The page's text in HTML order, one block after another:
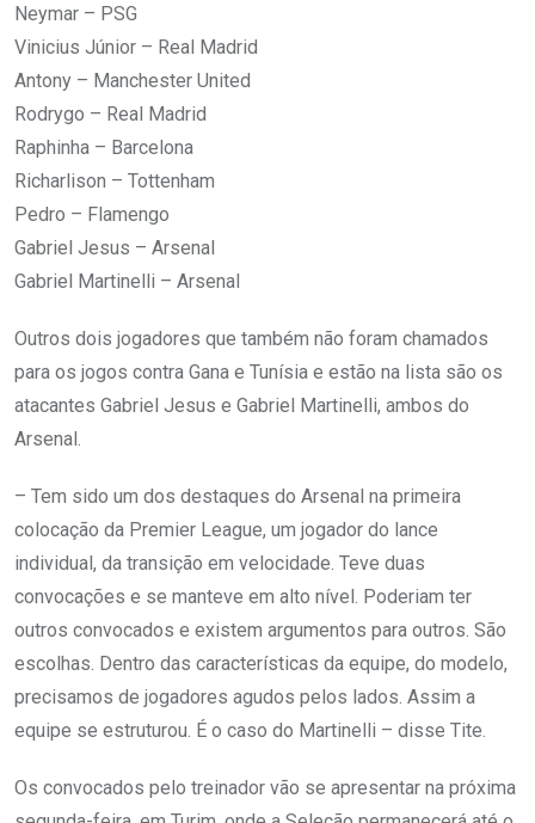
Neymar – PSG
Vinicius Júnior – Real Madrid
Antony – Manchester United
Rodrygo – Real Madrid
Raphinha – Barcelona
Richarlison – Tottenham
Pedro – Flamengo
Gabriel Jesus – Arsenal
Gabriel Martinelli – Arsenal
Outros dois jogadores que também não foram chamados
para os jogos contra Gana e Tunísia e estão na lista são os
atacantes Gabriel Jesus e Gabriel Martinelli, ambos do
Arsenal.
– Tem sido um dos destaques do Arsenal na primeira
colocação da Premier League, um jogador do lance
individual, da transição em velocidade. Teve duas
convocações e se manteve em alto nível. Poderiam ter
outros convocados e existem argumentos para outros. São
escolhas. Dentro das características da equipe, do modelo,
precisamos de jogadores agudos pelos lados. Assim a
equipe se estruturou. É o caso do Martinelli – disse Tite.
Os convocados pelo treinador vão se apresentar na próxima